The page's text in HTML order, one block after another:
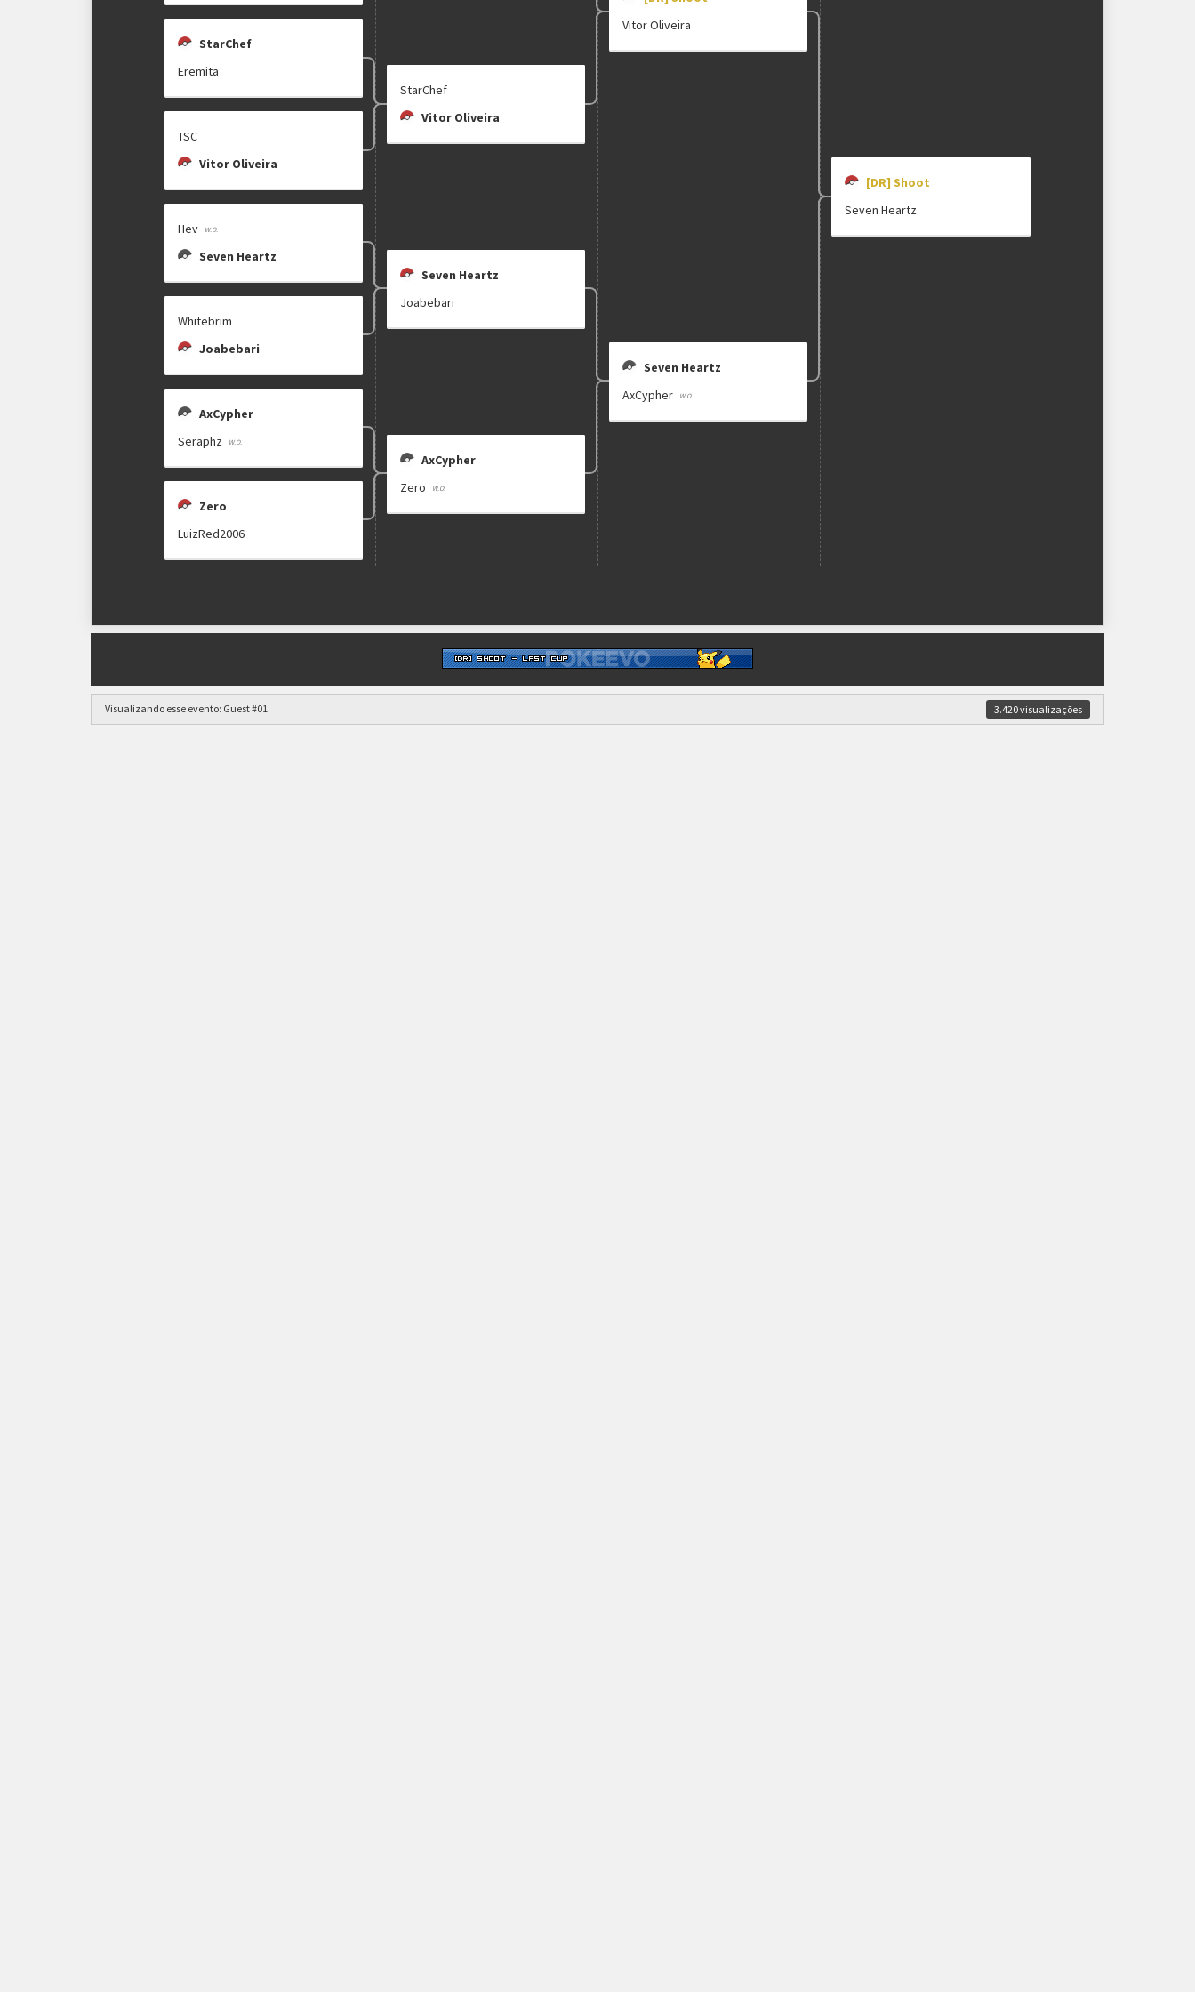
StarChef
Eremita
TSC
Vitor Oliveira
Hev
Seven Heartz
Whitebrim
Joabebari
AxCypher
Seraphz
Zero
LuizRed2006
StarChef
Vitor Oliveira
Seven Heartz
Joabebari
AxCypher
Zero
Vitor Oliveira
Seven Heartz
AxCypher
[DR] Shoot
Seven Heartz
Visualizando esse evento: Guest #01. 3.420 visualizações